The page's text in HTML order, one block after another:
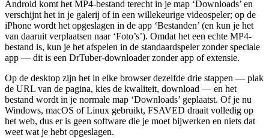
Android komt het MP4-bestand terecht in je map ‘Downloads’ en
verschijnt het in je galerij of in een willekeurige videospeler; op de
iPhone wordt het opgeslagen in de app ‘Bestanden’ (en kun je het
van daaruit verplaatsen naar ‘Foto’s’). Omdat het een echte MP4-
bestand is, kun je het afspelen in de standaardspeler zonder speciale
app — dit is een DrTuber-downloader zonder app of extensie.
Op de desktop zijn het in elke browser dezelfde drie stappen — plak
de URL van de pagina, kies de kwaliteit, download — en het
bestand wordt in je normale map ‘Downloads’ geplaatst. Of je nu
Windows, macOS of Linux gebruikt, FSAVED draait volledig op
het web, dus er is geen software die je moet bijwerken en niets dat
weet wat je hebt opgeslagen.